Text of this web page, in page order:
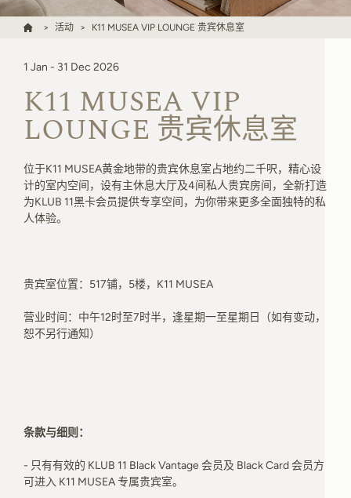
活动 K11 MUSEA VIP LOUNGE 贵宾休息室
1 Jan - 31 Dec 2026
K11 MUSEA VIP
LOUNGE 贵宾休息室
位于K11 MUSEA黄金地带的贵宾休息室占地约二千呎，精心设
计的室内空间，设有主休息大厅及4间私人贵宾房间，全新打造
为KLUB 11黑卡会员提供专享空间，为你带来更多全面独特的私
人体验。
贵宾室位置：517铺，5楼，K11 MUSEA
营业时间：中午12时至7时半，逢星期一至星期日（如有变动，
恕不另行通知）
条款与细则：
- 只有有效的 KLUB 11 Black Vantage 会员及 Black Card 会员方
可进入 K11 MUSEA 专属贵宾室。